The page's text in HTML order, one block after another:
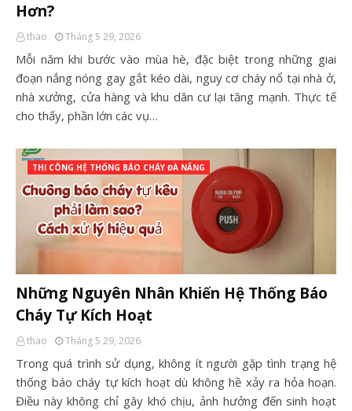
Hơn?
thao Tháng 5 29, 2026
Mỗi năm khi bước vào mùa hè, đặc biệt trong những giai
đoạn nắng nóng gay gắt kéo dài, nguy cơ cháy nổ tại nhà ở,
nhà xưởng, cửa hàng và khu dân cư lại tăng mạnh. Thực tế
cho thấy, phần lớn các vụ…
THI CÔNG HỆ THỐNG BÁO CHÁY ĐÀ NẴNG
Những Nguyên Nhân Khiến Hệ Thống Báo
Cháy Tự Kích Hoạt
thao Tháng 5 29, 2026
Trong quá trình sử dụng, không ít người gặp tình trạng hệ
thống báo cháy tự kích hoạt dù không hề xảy ra hỏa hoạn.
Điều này không chỉ gây khó chịu, ảnh hưởng đến sinh hoạt